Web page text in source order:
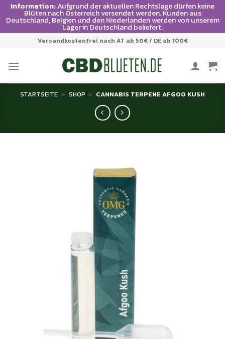
Information:Aufgrund der aktuellen Rechtslage dürfen keine
Blüten nach Österreich versendet werden. Kunden aus
Deutschland, Belgien und den Niederlanden werden von unserem
Lager in Deutschland beliefert.
springen
Versandkostenfrei nach AT ab 50€ / DE ab 100€
STARTSEITE » SHOP » CANNABIS TERPENE AFGOO KUSH